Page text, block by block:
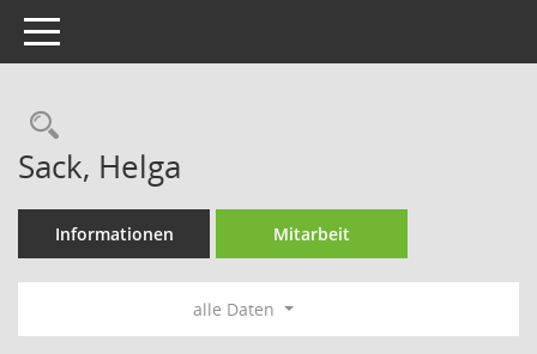
Toggle navigation
Rechercheauswahl
Sack, Helga
Informationen Mitarbeit
alle Daten